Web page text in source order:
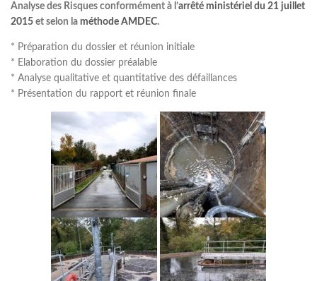
Analyse des Risques conformément à l’arrêté ministériel du 21 juillet
2015 et selon la méthode AMDEC.
* Préparation du dossier et réunion initiale
* Elaboration du dossier préalable
* Analyse qualitative et quantitative des défaillances
* Présentation du rapport et réunion finale